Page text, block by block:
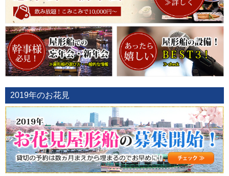
2019年のお花見